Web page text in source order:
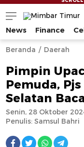
Mimbar Timur
Media
News Finance
Beranda Daerah
Pimpin
Pemuda,
Selatan
Penulis: Samsul Bahri
Senin, 28 Oktober
--